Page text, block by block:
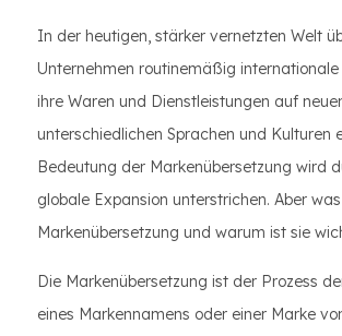
In der heutigen, stärker vernetzten Welt
Unternehmen routinemäßig internationale
ihre Waren und Dienstleistungen auf
unterschiedlichen Sprachen und Kulturen
Bedeutung der Markenübersetzung wird
globale Expansion unterstrichen. Aber
Markenübersetzung und warum ist sie
Die Markenübersetzung ist der Prozess
eines Markennamens oder einer Marke